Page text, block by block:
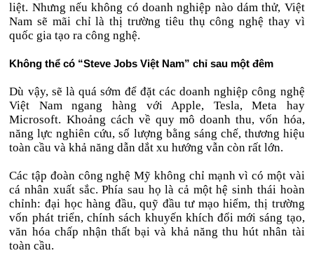
liệt. Nhưng nếu không có doanh nghiệp nào dám thử, Việt
Nam sẽ mãi chỉ là thị trường tiêu thụ công nghệ thay vì
quốc gia tạo ra công nghệ.
Không thể có “Steve Jobs Việt Nam” chỉ sau một đêm
Dù vậy, sẽ là quá sớm để đặt các doanh nghiệp công nghệ
Việt Nam ngang hàng với Apple, Tesla, Meta hay
Microsoft. Khoảng cách về quy mô doanh thu, vốn hóa,
năng lực nghiên cứu, số lượng bằng sáng chế, thương hiệu
toàn cầu và khả năng dẫn dắt xu hướng vẫn còn rất lớn.
Các tập đoàn công nghệ Mỹ không chỉ mạnh vì có một vài
cá nhân xuất sắc. Phía sau họ là cả một hệ sinh thái hoàn
chỉnh: đại học hàng đầu, quỹ đầu tư mạo hiểm, thị trường
vốn phát triển, chính sách khuyến khích đổi mới sáng tạo,
văn hóa chấp nhận thất bại và khả năng thu hút nhân tài
toàn cầu.